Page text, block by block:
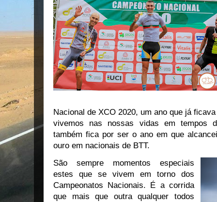
Nacional de XCO 2020, um ano que já
vivemos nas nossas vidas em tempos
também fica por ser o ano em que
ouro em nacionais de BTT.
São sempre momentos especiais
estes que se vivem em torno dos
Campeonatos Nacionais. É a corrida
que mais que outra qualquer todos